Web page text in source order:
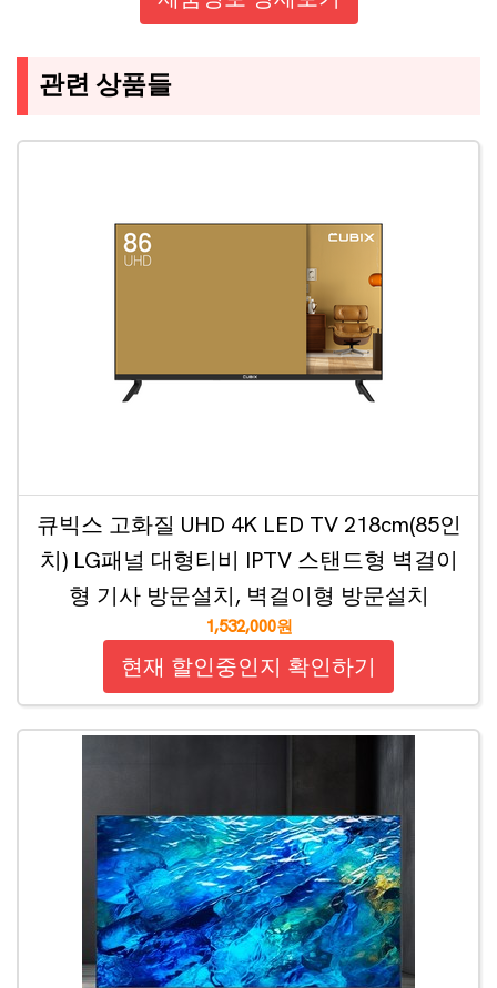
관련 상품들
큐빅스 고화질 UHD 4K LED TV 218cm(85인
치) LG패널 대형티비 IPTV 스탠드형 벽걸이
형 기사 방문설치, 벽걸이형 방문설치
1,532,000원
현재 할인중인지 확인하기